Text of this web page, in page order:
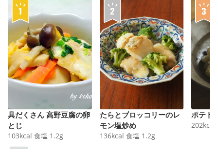
具だくさん 高野豆腐の卵
とじ
103kcal 食塩 1.2g
たらとブロッコリーのレ
モン塩炒め
136kcal 食塩 1.2g
ポテト
202kcal